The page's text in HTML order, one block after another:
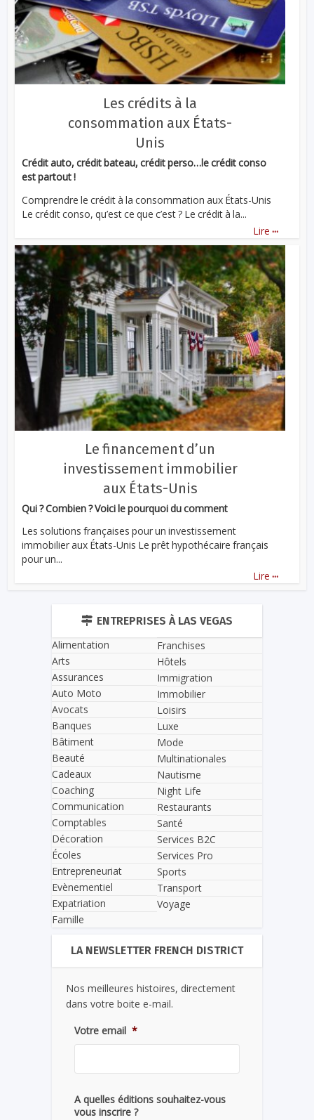
Les crédits à la
consommation aux États-
Unis
Crédit auto, crédit bateau, crédit perso…le crédit conso
est partout !
Comprendre le crédit à la consommation aux États-Unis
Le crédit conso, qu’est ce que c’est ? Le crédit à la...
Lire ...
Le financement d’un
investissement immobilier
aux États-Unis
Qui ? Combien ? Voici le pourquoi du comment
Les solutions françaises pour un investissement
immobilier aux États-Unis Le prêt hypothécaire français
pour un...
Lire ...
ENTREPRISES À LAS VEGAS
Alimentation
Arts
Assurances
Auto Moto
Avocats
Banques
Bâtiment
Beauté
Cadeaux
Coaching
Communication
Comptables
Décoration
Écoles
Entrepreneuriat
Evènementiel
Expatriation
Famille
Franchises
Hôtels
Immigration
Immobilier
Loisirs
Luxe
Mode
Multinationales
Nautisme
Night Life
Restaurants
Santé
Services B2C
Services Pro
Sports
Transport
Voyage
LA NEWSLETTER FRENCH DISTRICT
Nos meilleures histoires, directement
dans votre boite e-mail.
Votre email *
A quelles éditions souhaitez-vous
vous inscrire ?